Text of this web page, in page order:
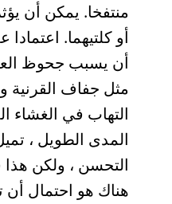
منتفخا. يمكن أن
أو كلتيهما.
أن يسبب جحوظ
مثل جفاف القرنية
التهاب في الغشاء
المدى الطويل ،
التحسن ، ولكن
هناك هو احتمال أن